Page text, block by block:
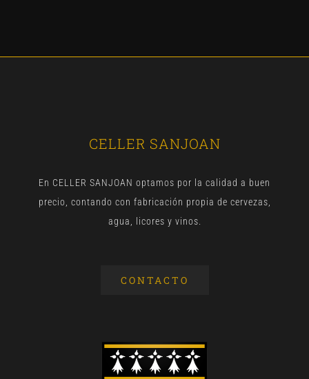
CELLER SANJOAN
En CELLER SANJOAN optamos por la calidad a buen
precio, contando con fabricación propia de cervezas,
agua, licores y vinos.
CONTACTO